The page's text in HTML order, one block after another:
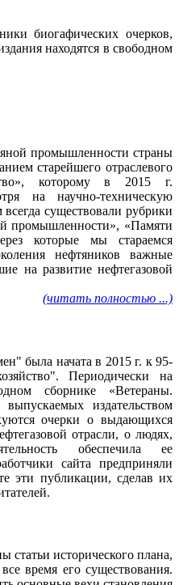
биогафических очерков,
находятся в свободном
промышленности страны
старейшего отраслевого
которому в 2015 г.
на научно-техническую
существовали рубрики
промышленности», «Памяти
которые мы стараемся
нефтяников важные
на развитие нефтегазовой
(читать полностью ...)
была начата в 2015 г. к 95-
Периодически на
сборнике «Ветераны.
издательством
очерки о выдающихся
отрасли, о людях,
обеспечила ее
сайта предприняли
эти публикации, сделав их
статьи исторического плана,
время его существования.